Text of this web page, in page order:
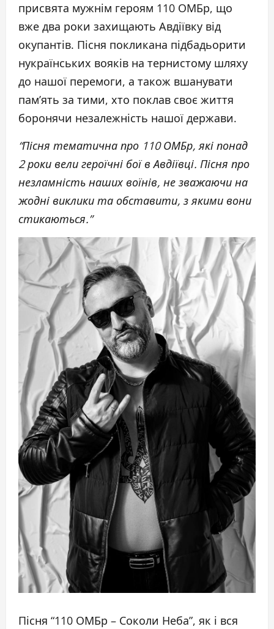
присвята мужнім героям 110 ОМБр, що
вже два роки захищають Авдіївку від
окупантів. Пісня покликана підбадьорити
нукраїнських вояків на тернистому шляху
до нашої перемоги, а також вшанувати
пам’ять за тими, хто поклав своє життя
боронячи незалежність нашої держави.
“Пісня тематична про 110 ОМБр, які понад
2 роки вели героїчні бої в Авдіївці. Пісня про
незламність наших воїнів, не зважаючи на
жодні виклики та обставити, з якими вони
стикаються.”
Пісня “110 ОМБр – Соколи Неба”, як і вся